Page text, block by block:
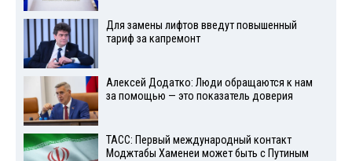
Для замены лифтов введут повышенный
тариф за капремонт
Алексей Додатко: Люди обращаются к нам
за помощью — это показатель доверия
ТАСС: Первый международный контакт
Моджтабы Хаменеи может быть с Путиным